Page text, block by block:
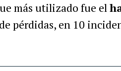
más utilizado fue el
de pérdidas, en 10